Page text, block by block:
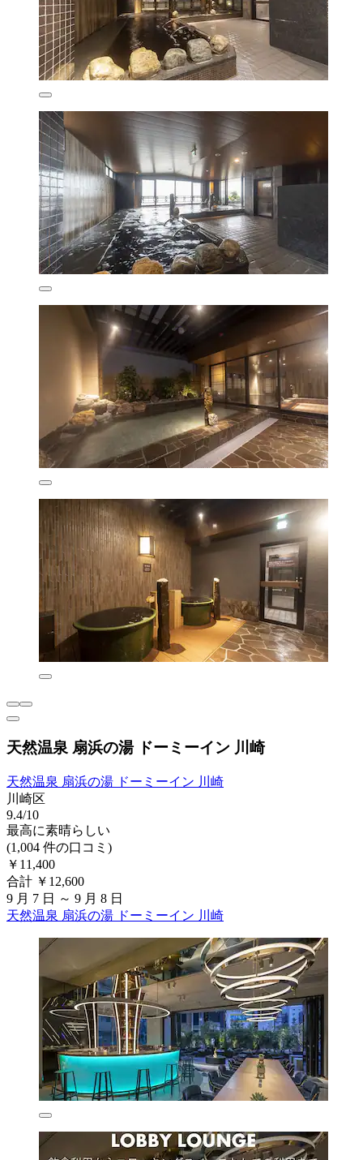
天然温泉 扇浜の湯 ドーミーイン 川崎
天然温泉 扇浜の湯 ドーミーイン 川崎
川崎区
9.4/10
最高に素晴らしい
(1,004 件の口コミ)
￥11,400
合計 ￥12,600
9 月 7 日 ～ 9 月 8 日
天然温泉 扇浜の湯 ドーミーイン 川崎